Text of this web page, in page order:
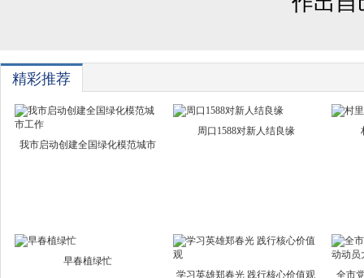
精彩推荐
我市启动创建全国绿化模范城市
周口1588对新人结良缘
早春植绿忙
学习英雄郑春光 践行核心价值观
全市